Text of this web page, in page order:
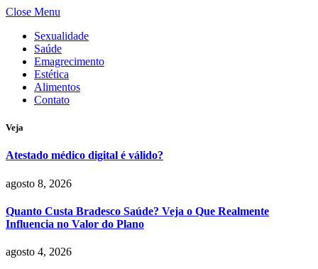
Close Menu
Sexualidade
Saúde
Emagrecimento
Estética
Alimentos
Contato
Veja
Atestado médico digital é válido?
agosto 8, 2026
Quanto Custa Bradesco Saúde? Veja o Que Realmente
Influencia no Valor do Plano
agosto 4, 2026